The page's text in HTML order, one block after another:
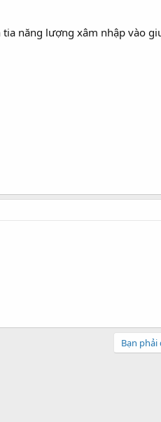
năng lượng xâm nhập vào
Bạn